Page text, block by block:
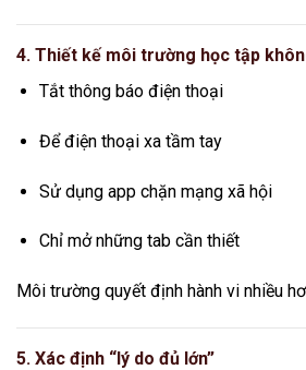
4. Thiết kế môi trường học tập
Tắt thông báo điện thoại
Để điện thoại xa tầm tay
Sử dụng app chặn mạng xã hội
Chỉ mở những tab cần thiết
Môi trường quyết định hành vi nhiều
5. Xác định “lý do đủ lớn”